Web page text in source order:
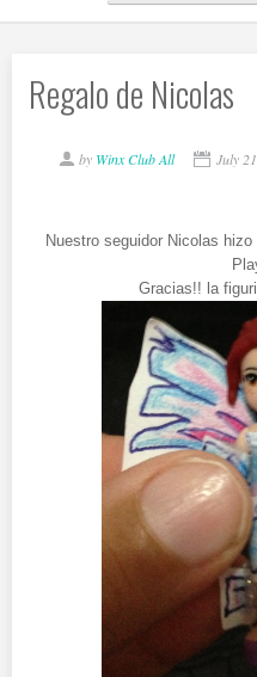
Regalo de Nicolas
by Winx Club All July
Nuestro seguidor Nicolas
Gracias!! la